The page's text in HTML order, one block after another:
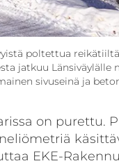
poltettua
jatkuu Länsiväylälle
sivuseinä ja
on purettu.
EKE-